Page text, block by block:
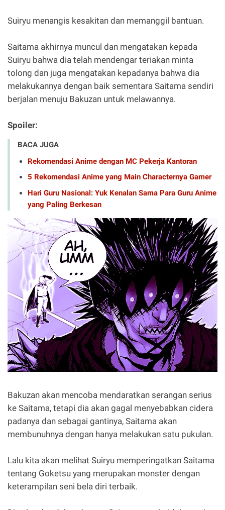
Suiryu menangis kesakitan dan memanggil bantuan.
Saitama akhirnya muncul dan mengatakan kepada
Suiryu bahwa dia telah mendengar teriakan minta
tolong dan juga mengatakan kepadanya bahwa dia
melakukannya dengan baik sementara Saitama sendiri
berjalan menuju Bakuzan untuk melawannya.
Spoiler:
BACA JUGA
Rekomendasi Anime dengan MC Pekerja Kantoran
5 Rekomendasi Anime yang Main Characternya Gamer
Hari Guru Nasional: Yuk Kenalan Sama Para Guru Anime
yang Paling Berkesan
Bakuzan akan mencoba mendaratkan serangan serius
ke Saitama, tetapi dia akan gagal menyebabkan cidera
padanya dan sebagai gantinya, Saitama akan
membunuhnya dengan hanya melakukan satu pukulan.
Lalu kita akan melihat Suiryu memperingatkan Saitama
tentang Goketsu yang merupakan monster dengan
keterampilan seni bela diri terbaik.